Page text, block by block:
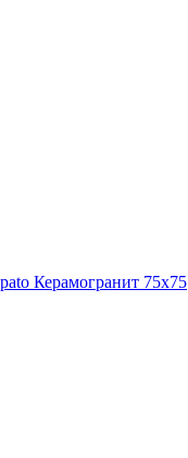
Керамогранит 75x75